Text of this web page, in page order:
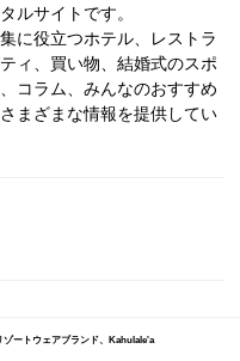
ルサイトです。
に役立つホテル、レストラ
ィ、買い物、結婚式のスポ
コラム、みんなのおすすめ
まざまな情報を提供してい
ートウェアブランド、Kahulale'a